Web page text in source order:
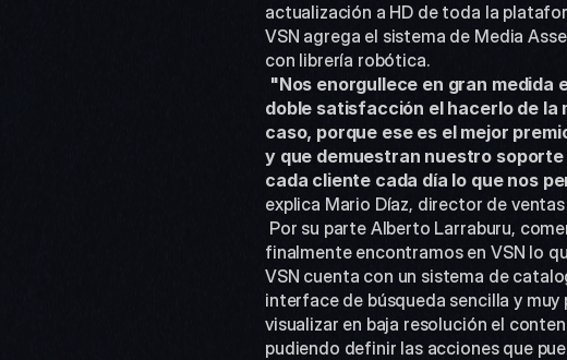
actualización a HD de toda la
VSN agrega el sistema de Media
con librería robótica.
"Nos enorgullece en gran medida
doble satisfacción el hacerlo de
caso, porque ese es el mejor
y que demuestran nuestro
cada cliente cada día lo que nos
explica Mario Díaz, director de
finalmente encontramos en VSN lo
VSN cuenta con un sistema de
interface de búsqueda sencilla y
visualizar en baja resolución el
pudiendo definir las acciones que